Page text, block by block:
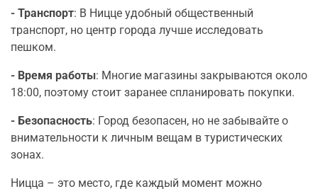
- Транспорт: В Ницце удобный общественный
транспорт, но центр города лучше исследовать
пешком.
- Время работы: Многие магазины закрываются около
18:00, поэтому стоит заранее спланировать покупки.
- Безопасность: Город безопасен, но не забывайте о
внимательности к личным вещам в туристических
зонах.
Ницца – это место, где каждый момент можно